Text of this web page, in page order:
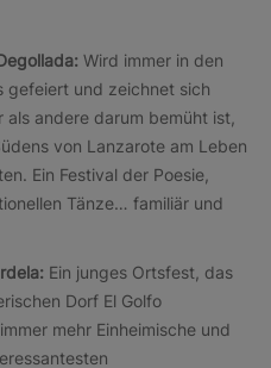
Wird immer in den
gefeiert und zeichnet sich
andere darum bemüht ist,
von Lanzarote am Leben
Ein Festival der Poesie,
Tänze… familiär und
Ein junges Ortsfest, das
Dorf El Golfo
mehr Einheimische und